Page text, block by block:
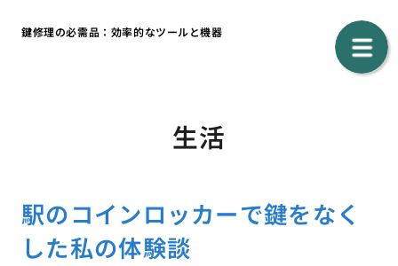
鍵修理の必需品：効率的なツールと機器
生活
駅のコインロッカーで鍵をなく
した私の体験談